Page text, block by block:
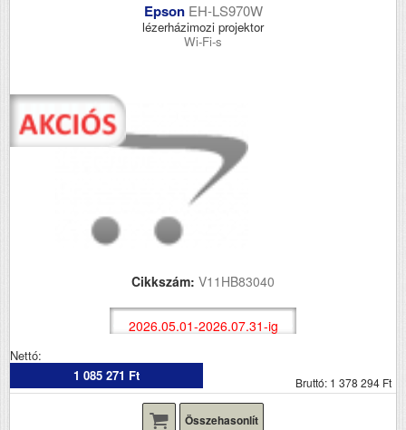
Epson EH-LS970W
lézerházimozi projektor
Wi-Fi-s
Cikkszám: V11HB83040
2026.05.01-2026.07.31-ig
Nettó:
1 085 271 Ft
Bruttó: 1 378 294 Ft
Összehasonlít